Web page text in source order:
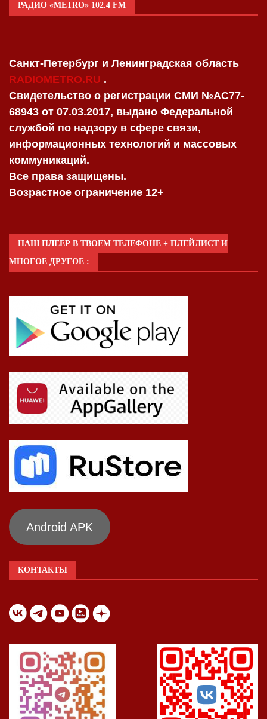
РАДИО «METRO» 102.4 FM
Санкт-Петербург и Ленинградская область
RADIOMETRO.RU .
Свидетельство о регистрации СМИ №AC77-
68943 от 07.03.2017, выдано Федеральной
службой по надзору в сфере связи,
информационных технологий и массовых
коммуникаций.
Все права защищены.
Возрастное ограничение 12+
НАШ ПЛЕЕР В ТВОЕМ ТЕЛЕФОНЕ + ПЛЕЙЛИСТ И
МНОГОЕ ДРУГОЕ :
Android APK
КОНТАКТЫ